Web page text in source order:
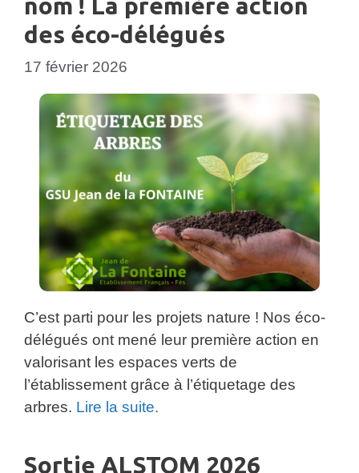
nom ! La première action
des éco-délégués
17 février 2026
C’est parti pour les projets nature ! Nos éco-
délégués ont mené leur première action en
valorisant les espaces verts de
l’établissement grâce à l’étiquetage des
arbres. Lire la suite.
Sortie ALSTOM 2026